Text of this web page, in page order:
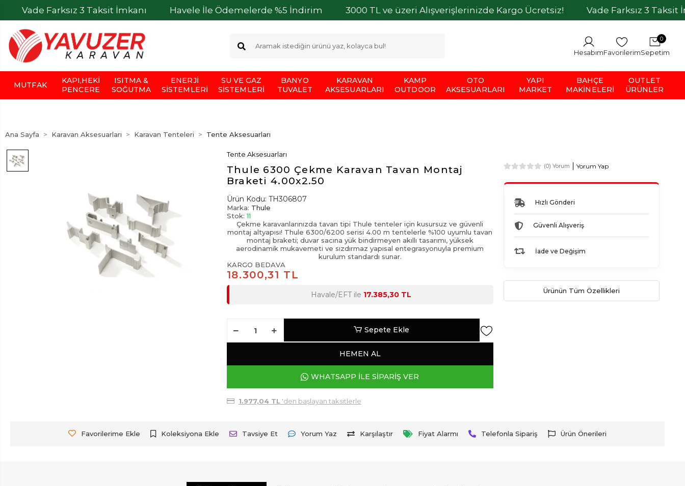
3 Taksit İmkanı Havele İle Ödemelerde %5 İndirim 3000 TL ve üzeri Alışverişlerinizde Kargo Ücretsiz! Vade Farksız 3 Taksit İmkanı
HesabımFavorilerim
0
Sepetim
MUTFAK
KAPI,HEKI
PENCERE
ISITMA &
SOĞUTMA
ENERJI
SISTEMLERI
SU VE GAZ
SISTEMLERI
BANYO
TUVALET
KARAVAN
AKSESUARLARI
KAMP
OUTDOOR
OTO
AKSESUARLARI
YAPI
MARKET
BAHÇE
MAKINELERI
OUTLET
ÜRÜNLER
Ana Sayfa Karavan Aksesuarları Karavan Tenteleri Tente Aksesuarları
Tente Aksesuarları
Thule 6300 Çekme Karavan Tavan Montaj
Braketi 4.00x2.50
Ürün Kodu: TH306807
Marka: Thule
Stok: 11
Çekme karavanlarınızda tavan tipi Thule tenteler için kusursuz ve güvenli
montaj altyapısı! Thule 6300/6200 serisi 4.00 m tentelerle %100 uyumlu tavan
montaj braketi; duvar sacına yük bindirmeyen akıllı tasarımı, yüksek
aerodinamik mukavemeti ve sızdırmaz yapısal entegrasyonuyla premium
kurulum standardı sunar.
KARGO BEDAVA
18.300,31 TL
Havale/EFT ile 17.385,30 TL
Sepete Ekle
HEMEN AL
WHATSAPP İLE SİPARİŞ VER
1.977,04 TL'den başlayan taksitlerle
(0) Yorum Yorum Yap
Hızlı Gönderi
Güvenli Alışveriş
İade ve Değişim
Ürünün Tüm Özellikleri
Favorilerime Ekle Koleksiyona Ekle Tavsiye Et Yorum Yaz Karşılaştır Fiyat Alarmı Telefonla Sipariş Ürün Önerileri